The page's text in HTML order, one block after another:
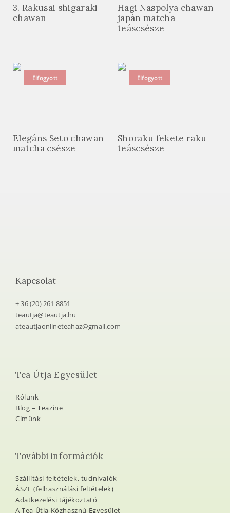
3. Rakusai shigaraki
chawan
Hagi Naspolya chawan
japán matcha
teáscsésze
Elfogyott
Elegáns Seto chawan
matcha csésze
Elfogyott
Shoraku fekete raku
teáscsésze
Kapcsolat
+ 36 (20) 261 8851
teautja@teautja.hu
ateautjaonlineteahaz@gmail.com
Tea Útja Egyesület
Rólunk
Blog – Teazine
Címünk
További információk
Szállítási feltételek, tudnivalók
ÁSZF (felhasználási feltételek)
Adatkezelési tájékoztató
A Tea Útja Közhasznú Egyesület